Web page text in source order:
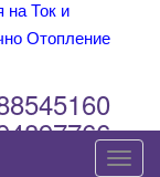
на Ток и
Отопление
T